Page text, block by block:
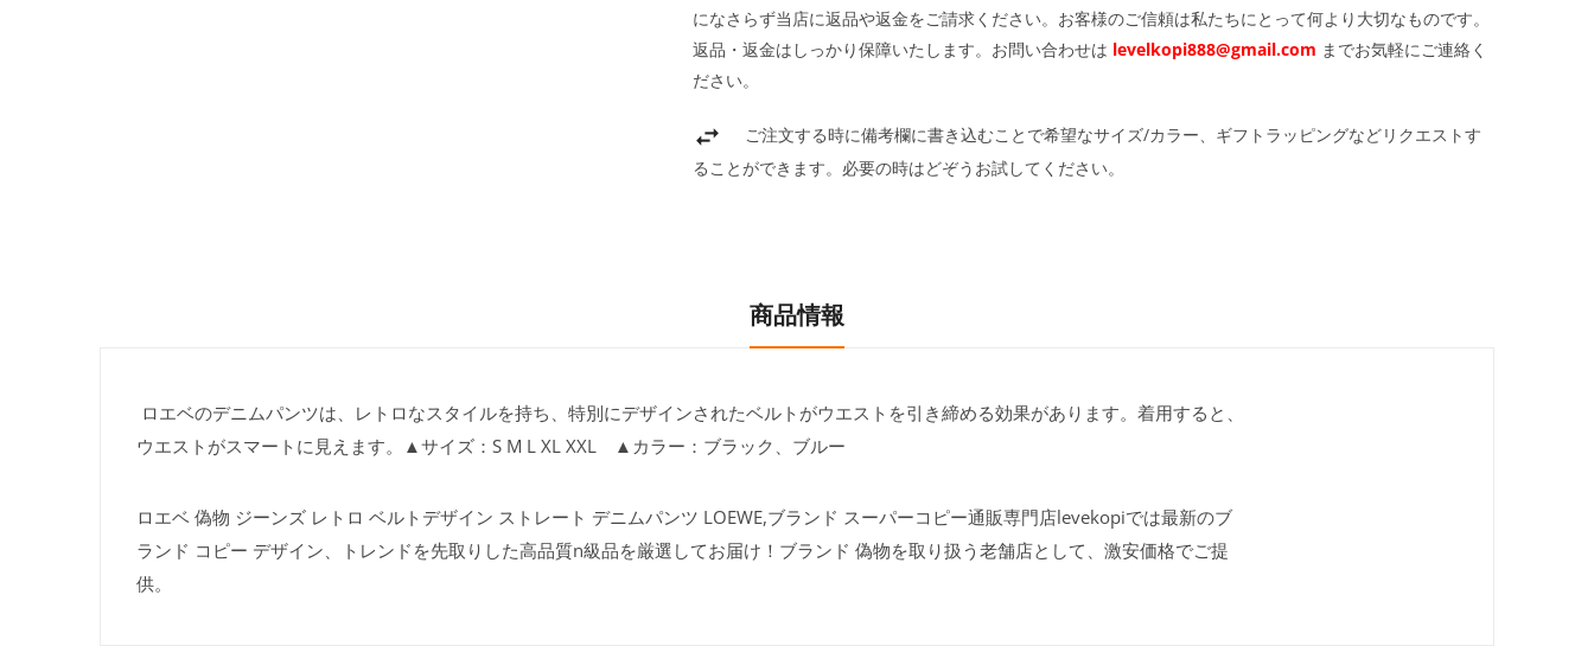
になさらず当店に返品や返金をご請求ください。お客様のご信頼は私たちにとって何より大切なものです。
返品・返金はしっかり保障いたします。お問い合わせは levelkopi888@gmail.com までお気軽にご連絡く
ださい。
ご注文する時に備考欄に書き込むことで希望なサイズ/カラー、ギフトラッピングなどリクエストす
ることができます。必要の時はどぞうお試してください。
商品情報
ロエベのデニムパンツは、レトロなスタイルを持ち、特別にデザインされたベルトがウエストを引き締める効果があります。着用すると、
ウエストがスマートに見えます。▲サイズ：S M L XL XXL ▲カラー：ブラック、ブルー
ロエベ 偽物 ジーンズ レトロ ベルトデザイン ストレート デニムパンツ LOEWE,ブランド スーパーコピー通販専門店levekopiでは最新のブ
ランド コピー デザイン、トレンドを先取りした高品質n級品を厳選してお届け！ブランド 偽物を取り扱う老舗店として、激安価格でご提
供。